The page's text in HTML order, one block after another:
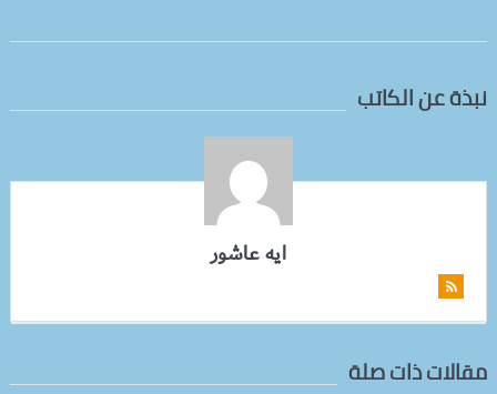
نبذة عن الكاتب
ايه عاشور
مقالات ذات صلة